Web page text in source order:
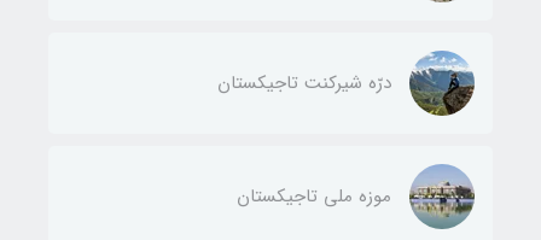
درّه شیرکنت تاجیکستان
موزه ملی تاجیکستان